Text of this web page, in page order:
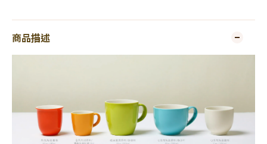
商品描述